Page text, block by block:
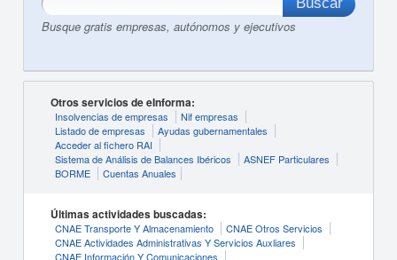
Busque gratis empresas, autónomos y ejecutivos
Otros servicios de eInforma:
Insolvencias de empresas
Nif empresas
Listado de empresas
Ayudas gubernamentales
Acceder al fichero RAI
Sistema de Análisis de Balances Ibéricos
ASNEF Particulares
BORME
Cuentas Anuales
Últimas actividades buscadas:
CNAE Transporte Y Almacenamiento
CNAE Otros Servicios
CNAE Actividades Administrativas Y Servicios Auxliares
CNAE Información Y Comunicaciones